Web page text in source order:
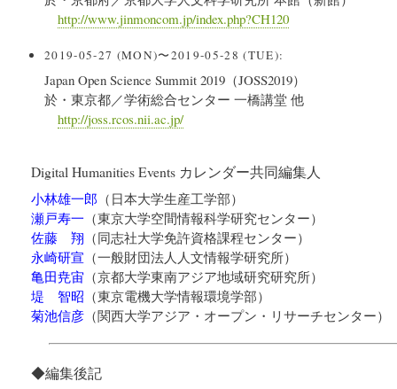
http://www.jinmoncom.jp/index.php?CH120
2019-05-27 (MON)〜2019-05-28 (TUE):
Japan Open Science Summit 2019（JOSS2019）
於・東京都／学術総合センター 一橋講堂 他
http://joss.rcos.nii.ac.jp/
Digital Humanities Events カレンダー共同編集人
小林雄一郎 （ 日本大学生産工学部）
瀬戸寿一 （東京大学空間情報科学研究センター）
佐藤 翔 （同志社大学免許資格課程センター）
永崎研宣 （一般財団法人人文情報学研究所）
亀田尭宙 （京都大学東南アジア地域研究研究所）
堤 智昭 （東京電機大学情報環境学部）
菊池信彦 （関西大学アジア・オープン・リサーチセンター）
◆編集後記